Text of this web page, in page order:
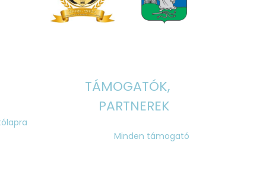
TÁMOGATÓK,
PARTNEREK
Minden támogató